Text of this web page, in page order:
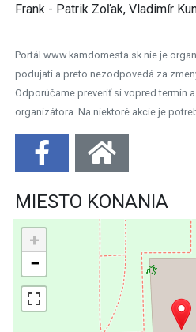
Frank - Patrik Zoľak, Vladimír
Portál www.kamdomesta.sk nie je
podujatí a preto nezodpovedá za
Odporúčame preveriť si vopred termín
organizátora. Na niektoré akcie je
MIESTO KONANIA
+
−